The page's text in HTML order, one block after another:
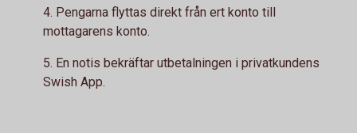
4. Pengarna flyttas direkt från ert konto till
mottagarens konto.
5. En notis bekräftar utbetalningen i privatkundens
Swish App.